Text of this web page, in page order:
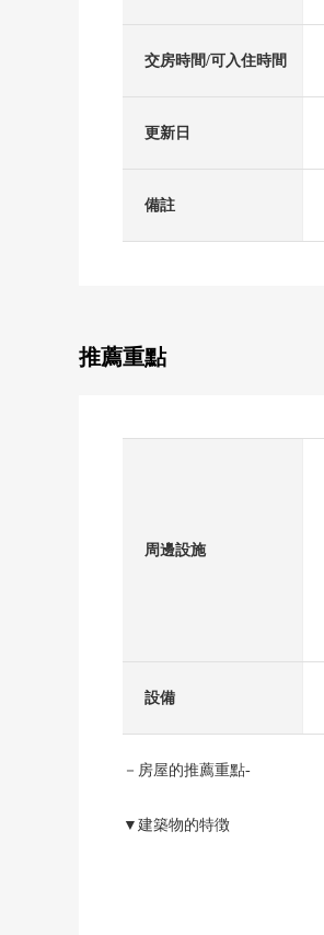
交房時間/可入住時間
更新日
備註
推薦重點
周邊設施
設備
－房屋的推薦重點-
▼建築物的特徴